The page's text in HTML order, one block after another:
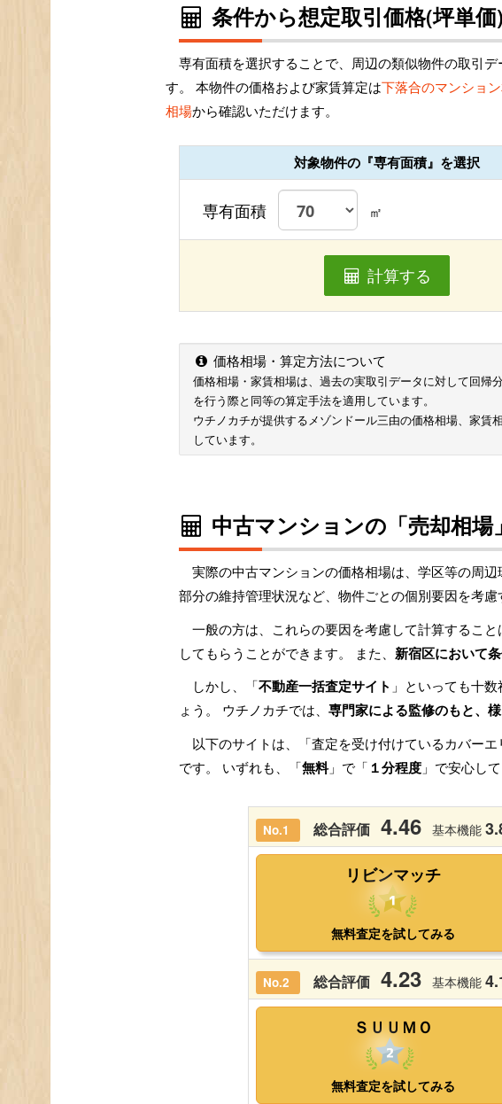
条件から想定取引価格(坪単
専有面積を選択することで、周辺の類似物件の取引
す。 本物件の価格および家賃算定は下落合のマンショ
相場から確認いただけます。
対象物件の『専有面積』を選択
専有面積 ㎡
計算する
価格相場・算定方法について
価格相場・家賃相場は、過去の実取引データに対して回帰
を行う際と同等の算定手法を適用しています。
ウチノカチが提供するメゾンドール三由の価格相場、家賃
しています。
中古マンションの「売却相場
実際の中古マンションの価格相場は、学区等の周
部分の維持管理状況など、物件ごとの個別要因を考慮
一般の方は、これらの要因を考慮して計算すること
してもらうことができます。 また、 新宿区において
しかし、「不動産一括査定サイト 」といっても十
ょう。 ウチノカチでは、 専門家による監修のもと、
以下のサイトは、「査定を受け付けているカバー
です。 いずれも、「無料」で「 １分程度 」で安心し